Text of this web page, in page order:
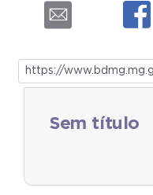
Sem título